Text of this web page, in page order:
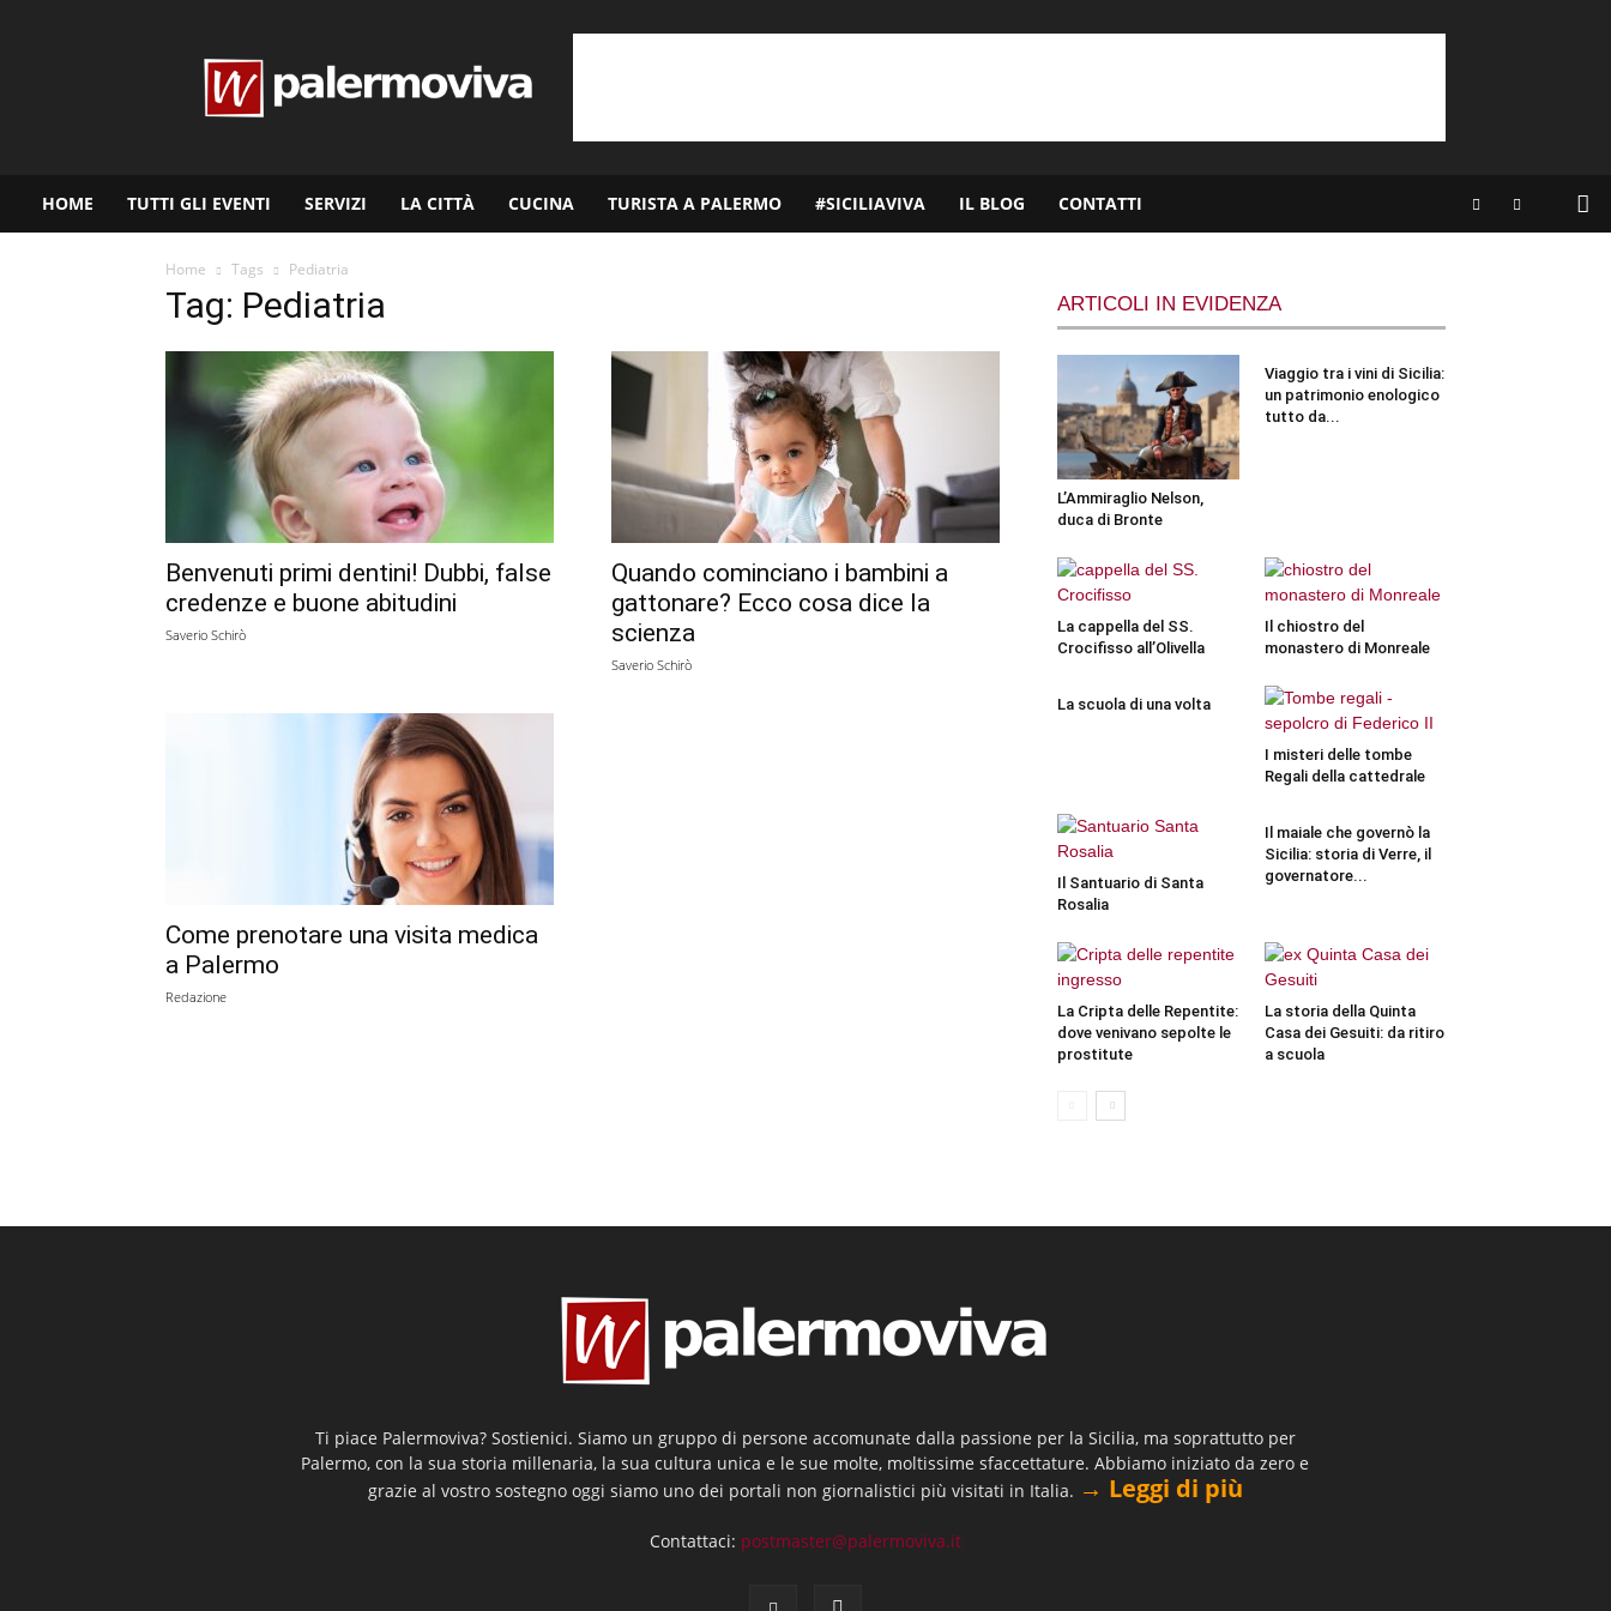
HOME TUTTI GLI EVENTI SERVIZI LA CITTÀ CUCINA TURISTA A PALERMO #SICILIAVIVA IL BLOG CONTATTI
Home Tags Pediatria
Tag: Pediatria
Benvenuti primi dentini! Dubbi, false
credenze e buone abitudini
Saverio Schirò
Quando cominciano i bambini a
gattonare? Ecco cosa dice la
scienza
Saverio Schirò
Come prenotare una visita medica
a Palermo
Redazione
ARTICOLI IN EVIDENZA
L’Ammiraglio Nelson,
duca di Bronte
Viaggio tra i vini di Sicilia:
un patrimonio enologico
tutto da...
La cappella del SS.
Crocifisso all’Olivella
Il chiostro del
monastero di Monreale
La scuola di una volta
I misteri delle tombe
Regali della cattedrale
Il Santuario di Santa
Rosalia
Il maiale che governò la
Sicilia: storia di Verre, il
governatore...
La Cripta delle Repentite:
dove venivano sepolte le
prostitute
La storia della Quinta
Casa dei Gesuiti: da ritiro
a scuola
Ti piace Palermoviva? Sostienici. Siamo un gruppo di persone accomunate dalla passione per la Sicilia, ma soprattutto per
Palermo, con la sua storia millenaria, la sua cultura unica e le sue molte, moltissime sfaccettature. Abbiamo iniziato da zero e
grazie al vostro sostegno oggi siamo uno dei portali non giornalistici più visitati in Italia. → Leggi di più
Contattaci: postmaster@palermoviva.it